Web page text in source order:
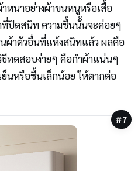
หนาอย่างผ้าขนหนูหรือเสื้อ
ที่ปิดสนิท ความชื้นนั้นจะค่อยๆ
ผ้าตัวอื่นที่แห้งสนิทแล้ว ผลคือ
ทดสอบง่ายๆ คือกำผ้าแน่นๆ
นหรือชื้นเล็กน้อย ให้ตากต่อ
#7